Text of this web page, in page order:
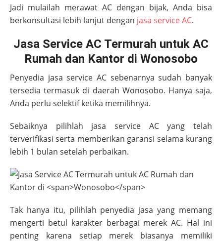
Jadi mulailah merawat AC dengan bijak, Anda bisa
berkonsultasi lebih lanjut dengan jasa service AC.
Jasa Service AC Termurah untuk AC
Rumah dan Kantor di Wonosobo
Penyedia jasa service AC sebenarnya sudah banyak
tersedia termasuk di daerah Wonosobo. Hanya saja,
Anda perlu selektif ketika memilihnya.
Sebaiknya pilihlah jasa service AC yang telah
terverifikasi serta memberikan garansi selama kurang
lebih 1 bulan setelah perbaikan.
Tak hanya itu, pilihlah penyedia jasa yang memang
mengerti betul karakter berbagai merek AC. Hal ini
penting karena setiap merek biasanya memiliki